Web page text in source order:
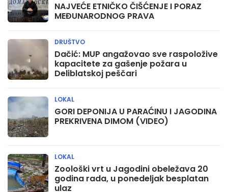
NAJVEĆE ETNIČKO ČIŠĆENJE I PORAZ
MEĐUNARODNOG PRAVA
Dačić: MUP angažovao sve raspoložive
kapacitete za gašenje požara u
Deliblatskoj peščari
DRUŠTVO
GORI DEPONIJA U PARAĆINU I JAGODINA
PREKRIVENA DIMOM (VIDEO)
LOKAL
Zoološki vrt u Jagodini obeležava 20
godina rada, u ponedeljak besplatan
ulaz
LOKAL